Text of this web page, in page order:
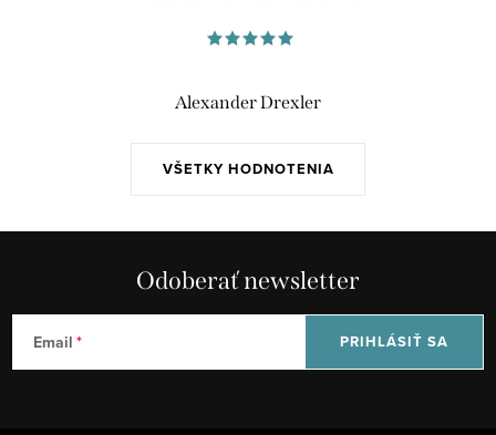
VŠETKY HODNOTENIA
Alexander Drexler
Odoberať newsletter
Email PRIHLÁSIŤ SA